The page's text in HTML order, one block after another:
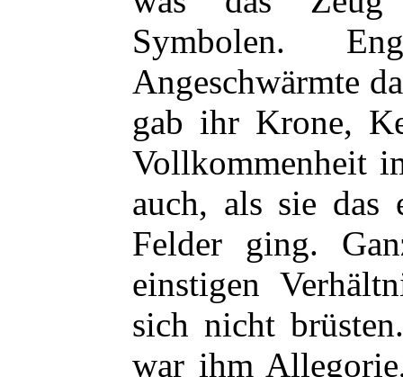
Symbolen.
Angeschwärmte
gab ihr Krone,
Vollkommenheit
auch, als sie
Felder ging.
einstigen
sich nicht
war ihm